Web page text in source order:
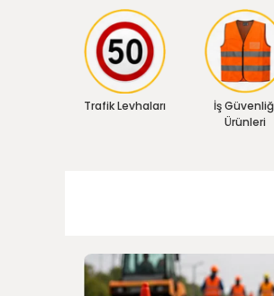
Trafik Levhaları
İş
Ürünleri